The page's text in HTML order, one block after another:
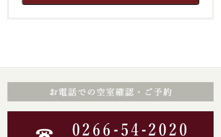
■諏訪大社4社を巡る無料参拝バス
※年末年始及び御柱祭前後は運行しておりません
以上が送迎バスで行くホタル観賞プラン《2食付き》の